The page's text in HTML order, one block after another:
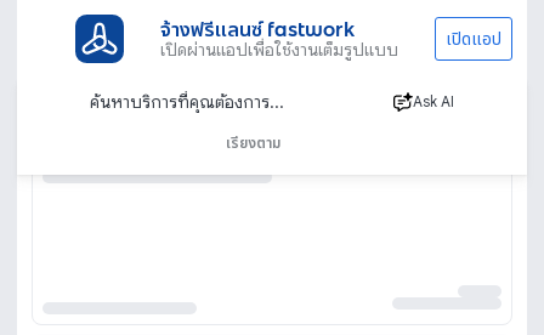
จ้างฟรีแลนซ์ fastwork
เปิดผ่านแอปเพื่อใช้งานเต็มรูปแบบ เปิดแอป
Ask AI
เรียงตาม